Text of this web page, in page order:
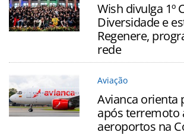
Wish divulga 1º
Diversidade e
Regenere,
rede
Aviação
Avianca orienta
após terremoto
aeroportos na